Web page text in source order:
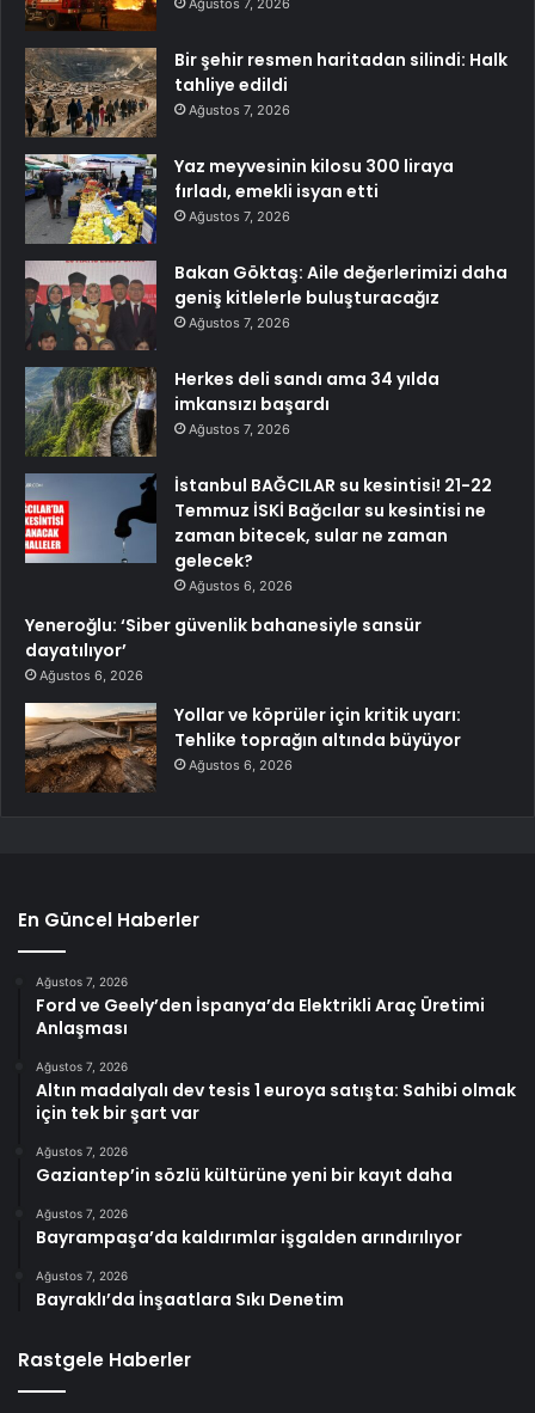
Bir şehir resmen haritadan silindi: Halk
tahliye edildi
Ağustos 7, 2026
Yaz meyvesinin kilosu 300 liraya
fırladı, emekli isyan etti
Ağustos 7, 2026
Bakan Göktaş: Aile değerlerimizi daha
geniş kitlelerle buluşturacağız
Ağustos 7, 2026
Herkes deli sandı ama 34 yılda
imkansızı başardı
Ağustos 7, 2026
İstanbul BAĞCILAR su kesintisi! 21-22
Temmuz İSKİ Bağcılar su kesintisi ne
zaman bitecek, sular ne zaman
gelecek?
Ağustos 6, 2026
Yeneroğlu: ‘Siber güvenlik bahanesiyle sansür
dayatılıyor’
Ağustos 6, 2026
Yollar ve köprüler için kritik uyarı:
Tehlike toprağın altında büyüyor
Ağustos 6, 2026
En Güncel Haberler
Ağustos 7, 2026
Ford ve Geely’den İspanya’da Elektrikli Araç Üretimi
Anlaşması
Ağustos 7, 2026
Altın madalyalı dev tesis 1 euroya satışta: Sahibi olmak
için tek bir şart var
Ağustos 7, 2026
Gaziantep’in sözlü kültürüne yeni bir kayıt daha
Ağustos 7, 2026
Bayrampaşa’da kaldırımlar işgalden arındırılıyor
Ağustos 7, 2026
Bayraklı’da İnşaatlara Sıkı Denetim
Rastgele Haberler